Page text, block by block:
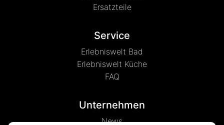
Ersatzteile
Service
Erlebniswelt Bad
Erlebniswelt Küche
FAQ
Unternehmen
News